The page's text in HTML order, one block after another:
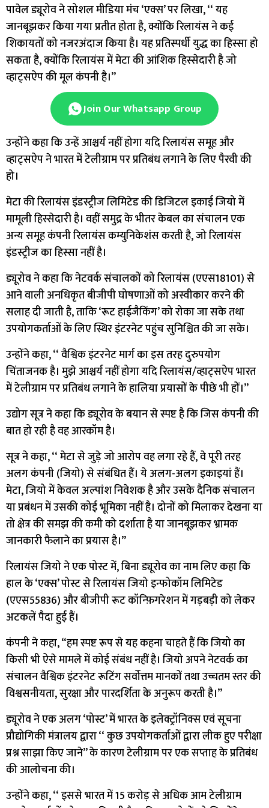
पावेल ड्यूरोव ने सोशल मीडिया मंच ‘एक्स’ पर लिखा, ‘‘ यह
जानबूझकर किया गया प्रतीत होता है, क्योंकि रिलायंस ने कई
शिकायतों को नजरअंदाज किया है। यह प्रतिस्पर्धी युद्ध का हिस्सा हो
सकता है, क्योंकि रिलायंस में मेटा की आंशिक हिस्सेदारी है जो
व्हाट्सऐप की मूल कंपनी है।’’
Join Our Whatsapp Group
उन्होंने कहा कि उन्हें आश्चर्य नहीं होगा यदि रिलायंस समूह और
व्हाट्सऐप ने भारत में टेलीग्राम पर प्रतिबंध लगाने के लिए पैरवी की
हो।
मेटा की रिलायंस इंडस्ट्रीज लिमिटेड की डिजिटल इकाई जियो में
मामूली हिस्सेदारी है। वहीं समुद्र के भीतर केबल का संचालन एक
अन्य समूह कंपनी रिलायंस कम्युनिकेशंस करती है, जो रिलायंस
इंडस्ट्रीज का हिस्सा नहीं है।
ड्यूरोव ने कहा कि नेटवर्क संचालकों को रिलायंस (एएस18101) से
आने वाली अनधिकृत बीजीपी घोषणाओं को अस्वीकार करने की
सलाह दी जाती है, ताकि ‘रूट हाईजैकिंग’ को रोका जा सके तथा
उपयोगकर्ताओं के लिए स्थिर इंटरनेट पहुंच सुनिश्चित की जा सके।
उन्होंने कहा, ‘‘ वैश्विक इंटरनेट मार्ग का इस तरह दुरुपयोग
चिंताजनक है। मुझे आश्चर्य नहीं होगा यदि रिलायंस/व्हाट्सऐप भारत
में टेलीग्राम पर प्रतिबंध लगाने के हालिया प्रयासों के पीछे भी हों।’’
उद्योग सूत्र ने कहा कि ड्यूरोव के बयान से स्पष्ट है कि जिस कंपनी की
बात हो रही है वह आरकॉम है।
सूत्र ने कहा, ‘‘ मेटा से जुड़े जो आरोप वह लगा रहे हैं, वे पूरी तरह
अलग कंपनी (जियो) से संबंधित हैं। ये अलग-अलग इकाइयां हैं।
मेटा, जियो में केवल अल्पांश निवेशक है और उसके दैनिक संचालन
या प्रबंधन में उसकी कोई भूमिका नहीं है। दोनों को मिलाकर देखना या
तो क्षेत्र की समझ की कमी को दर्शाता है या जानबूझकर भ्रामक
जानकारी फैलाने का प्रयास है।’’
रिलायंस जियो ने एक पोस्ट में, बिना ड्यूरोव का नाम लिए कहा कि
हाल के ‘एक्स’ पोस्ट से रिलायंस जियो इन्फोकॉम लिमिटेड
(एएस55836) और बीजीपी रूट कॉन्फ़िगरेशन में गड़बड़ी को लेकर
अटकलें पैदा हुई हैं।
कंपनी ने कहा, “हम स्पष्ट रूप से यह कहना चाहते हैं कि जियो का
किसी भी ऐसे मामले में कोई संबंध नहीं है। जियो अपने नेटवर्क का
संचालन वैश्विक इंटरनेट रूटिंग सर्वोत्तम मानकों तथा उच्चतम स्तर की
विश्वसनीयता, सुरक्षा और पारदर्शिता के अनुरूप करती है।”
ड्यूरोव ने एक अलग ‘पोस्ट’ में भारत के इलेक्ट्रॉनिक्स एवं सूचना
प्रौद्योगिकी मंत्रालय द्वारा ‘‘ कुछ उपयोगकर्ताओं द्वारा लीक हुए परीक्षा
प्रश्न साझा किए जाने’’ के कारण टेलीग्राम पर एक सप्ताह के प्रतिबंध
की आलोचना की।
उन्होंने कहा, ‘‘ इससे भारत में 15 करोड़ से अधिक आम टेलीग्राम